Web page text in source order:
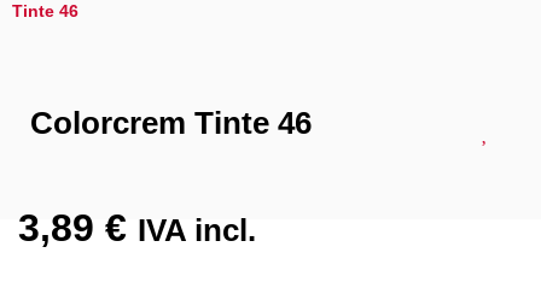
Tinte 46
Colorcrem Tinte 46
3,89 € IVA incl.